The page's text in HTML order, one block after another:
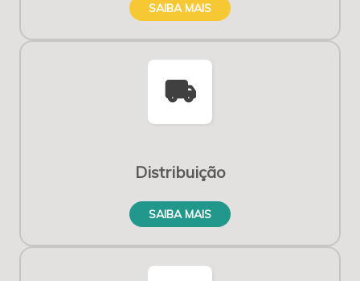
SAIBA MAIS
local_shipping
Distribuição
SAIBA MAIS